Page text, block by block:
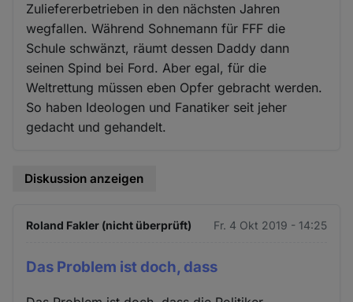
Zuliefererbetrieben in den nächsten Jahren
wegfallen. Während Sohnemann für FFF die
Schule schwänzt, räumt dessen Daddy dann
seinen Spind bei Ford. Aber egal, für die
Weltrettung müssen eben Opfer gebracht werden.
So haben Ideologen und Fanatiker seit jeher
gedacht und gehandelt.
Diskussion anzeigen
Roland Fakler (nicht überprüft) Fr. 4 Okt 2019 - 14:25
Das Problem ist doch, dass